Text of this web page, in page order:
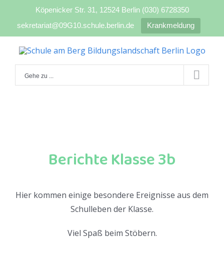
Köpenicker Str. 31, 12524 Berlin (030) 6728350
sekretariat@09G10.schule.berlin.de
Krankmeldung
Inhalt
springenGehe zu ...
Berichte Klasse 3b
Hier kommen einige besondere Ereignisse aus dem
Schulleben der Klasse.
Viel Spaß beim Stöbern.